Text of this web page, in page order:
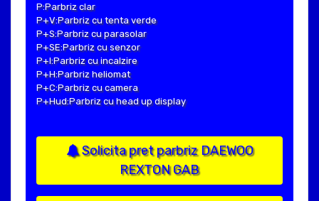
P:Parbriz clar
P+V:Parbriz cu tenta verde
P+S:Parbriz cu parasolar
P+SE:Parbriz cu senzor
P+I:Parbriz cu incalzire
P+H:Parbriz heliomat
P+C:Parbriz cu camera
P+Hud:Parbriz cu head up display
Solicita pret parbriz DAEWOO
REXTON GAB